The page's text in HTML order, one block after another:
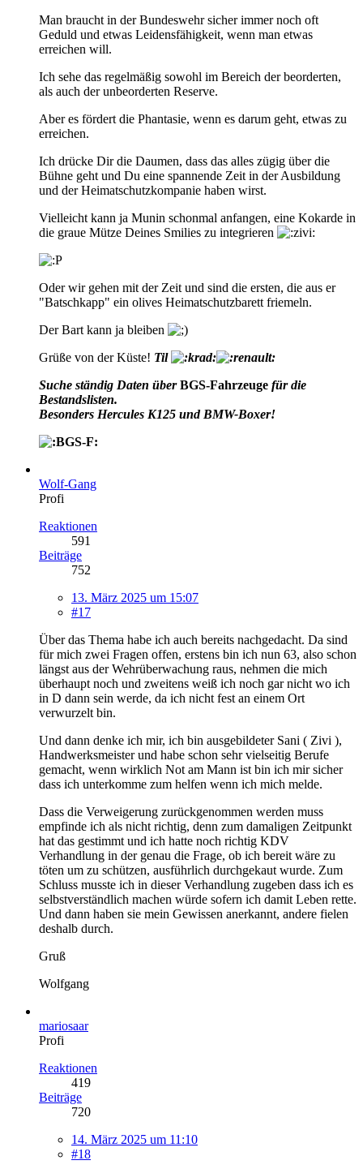
Man braucht in der Bundeswehr sicher immer noch oft
Geduld und etwas Leidensfähigkeit, wenn man etwas
erreichen will.
Ich sehe das regelmäßig sowohl im Bereich der beorderten,
als auch der unbeorderten Reserve.
Aber es fördert die Phantasie, wenn es darum geht, etwas zu
erreichen.
Ich drücke Dir die Daumen, dass das alles zügig über die
Bühne geht und Du eine spannende Zeit in der Ausbildung
und der Heimatschutzkompanie haben wirst.
Vielleicht kann ja Munin schonmal anfangen, eine Kokarde in
die graue Mütze Deines Smilies zu integrieren
Oder wir gehen mit der Zeit und sind die ersten, die aus er
"Batschkapp" ein olives Heimatschutzbarett friemeln.
Der Bart kann ja bleiben
Grüße von der Küste! Til
Suche ständig Daten überBGS-Fahrzeuge für die
Bestandslisten.
Besonders Hercules K125 und BMW-Boxer!
Wolf-Gang
Profi
Reaktionen
591
Beiträge
752
13. März 2025 um 15:07
#17
Über das Thema habe ich auch bereits nachgedacht. Da sind
für mich zwei Fragen offen, erstens bin ich nun 63, also schon
längst aus der Wehrüberwachung raus, nehmen die mich
überhaupt noch und zweitens weiß ich noch gar nicht wo ich
in D dann sein werde, da ich nicht fest an einem Ort
verwurzelt bin.
Und dann denke ich mir, ich bin ausgebildeter Sani ( Zivi ),
Handwerksmeister und habe schon sehr vielseitig Berufe
gemacht, wenn wirklich Not am Mann ist bin ich mir sicher
dass ich unterkomme zum helfen wenn ich mich melde.
Dass die Verweigerung zurückgenommen werden muss
empfinde ich als nicht richtig, denn zum damaligen Zeitpunkt
hat das gestimmt und ich hatte noch richtig KDV
Verhandlung in der genau die Frage, ob ich bereit wäre zu
töten um zu schützen, ausführlich durchgekaut wurde. Zum
Schluss musste ich in dieser Verhandlung zugeben dass ich es
selbstverständlich machen würde sofern ich damit Leben rette.
Und dann haben sie mein Gewissen anerkannt, andere fielen
deshalb durch.
Gruß
Wolfgang
mariosaar
Profi
Reaktionen
419
Beiträge
720
14. März 2025 um 11:10
#18